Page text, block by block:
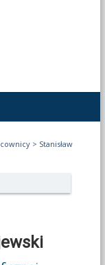
> Stanisław